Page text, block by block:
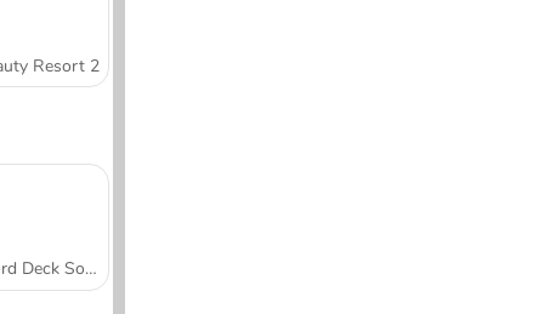
Resort 2
Word Deck Solitaire